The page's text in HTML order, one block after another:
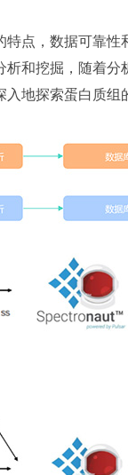
点，数据可靠
和挖掘，随着
地探索蛋白质组